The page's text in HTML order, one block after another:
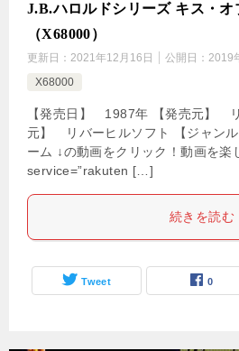
J.B.ハロルドシリーズ キス・オ
（X68000）
更新日： 2021年12月16日 公開日： 2019
X68000
【発売日】 1987年 【発売元】
元】 リバーヒルソフト 【ジャン
ーム ↓の動画をクリック！動画を楽
service=”rakuten […]
続きを読む
Tweet 0